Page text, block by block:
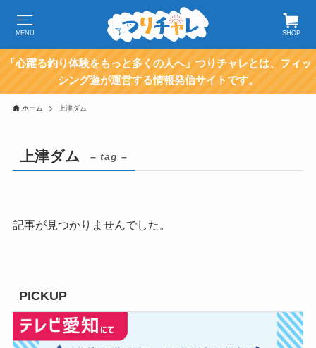
SHOP
MENU
「心躍る釣り体験をもっと多くの人へ」つりチャレとは、フィッ
シング遊が運営する情報発信サイトです。
ホーム 上津ダム
上津ダム – tag –
記事が見つかりませんでした。
PICKUP